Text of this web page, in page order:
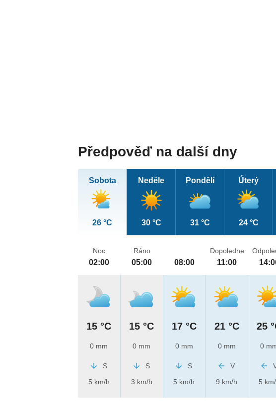
Předpověď na další dny
Sobota
26 °C
Neděle
30 °C
Pondělí
31 °C
Úterý
24 °C
Noc
02:00
15 °C
0 mm
S
5 km/h
Ráno
05:00
15 °C
0 mm
S
3 km/h
08:00
17 °C
0 mm
S
5 km/h
Dopoledne
11:00
21 °C
0 mm
V
9 km/h
25
0
5